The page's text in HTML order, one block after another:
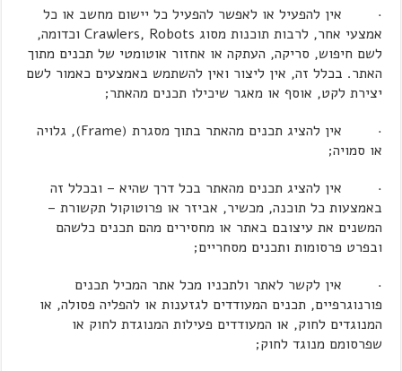
· אין להפעיל או לאפשר להפעיל כל יישום מחשב או כל
אמצעי אחר, לרבות תוכנות מסוג Crawlers, Robots וכדומה,
לשם חיפוש, סריקה, העתקה או אחזור אוטומטי של תכנים מתוך
האתר. בכלל זה, אין ליצור ואין להשתמש באמצעים כאמור לשם
יצירת לקט, אוסף או מאגר שיכילו תכנים מהאתר;
· אין להציג תכנים מהאתר בתוך מסגרת (Frame), גלויה
או סמויה;
· אין להציג תכנים מהאתר בכל דרך שהיא – ובכלל זה
באמצעות כל תוכנה, מכשיר, אביזר או פרוטוקול תקשורת –
המשנים את עיצובם באתר או מחסירים מהם תכנים כלשהם
ובפרט פרסומות ותכנים מסחריים;
· אין לקשר לאתר ולתכניו מכל אתר המכיל תכנים
פורנוגרפיים, תכנים המעודדים לגזענות או להפליה פסולה, או
המנוגדים לחוק, או המעודדים פעילות המנוגדת לחוק או
שפרסומם מנוגד לחוק;